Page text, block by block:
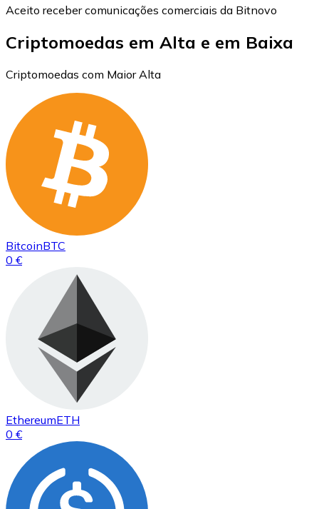
Aceito receber comunicações comerciais da Bitnovo
Criptomoedas em Alta e em Baixa
Criptomoedas com Maior Alta
BitcoinBTC
0 €
EthereumETH
0 €